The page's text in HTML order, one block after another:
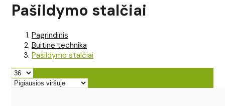
Pašildymo stalčiai
Pagrindinis
Buitinė technika
Pašildymo stalčiai